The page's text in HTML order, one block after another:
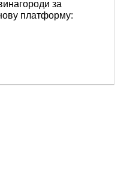
за
платформу: